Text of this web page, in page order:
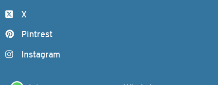
X
Pintrest
Instagram